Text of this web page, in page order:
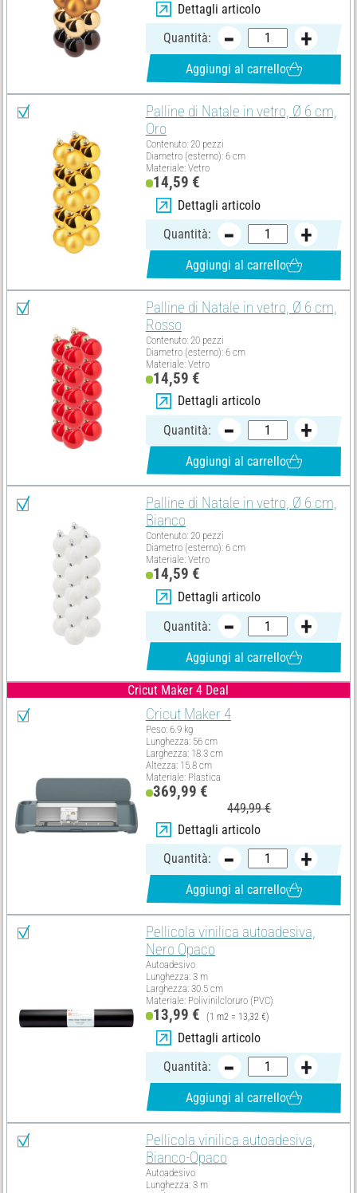
Dettagli articolo
Quantità:
Aggiungi al carrello
Palline di Natale in vetro, Ø 6 cm,
Oro
Contenuto: 20 pezzi
Diametro (esterno): 6 cm
Materiale: Vetro
14,59 €
Dettagli articolo
Quantità:
Aggiungi al carrello
Palline di Natale in vetro, Ø 6 cm,
Rosso
Contenuto: 20 pezzi
Diametro (esterno): 6 cm
Materiale: Vetro
14,59 €
Dettagli articolo
Quantità:
Aggiungi al carrello
Palline di Natale in vetro, Ø 6 cm,
Bianco
Contenuto: 20 pezzi
Diametro (esterno): 6 cm
Materiale: Vetro
14,59 €
Dettagli articolo
Quantità:
Aggiungi al carrello
Cricut Maker 4 Deal
Cricut Maker 4
Peso: 6.9 kg
Lunghezza: 56 cm
Larghezza: 18.3 cm
Altezza: 15.8 cm
Materiale: Plastica
369,99 €
449,99 €
Dettagli articolo
Quantità:
Aggiungi al carrello
Pellicola vinilica autoadesiva,
Nero Opaco
Autoadesivo
Lunghezza: 3 m
Larghezza: 30.5 cm
Materiale: Polivinilcloruro (PVC)
13,99 € (1 m2 = 13,32 €)
Dettagli articolo
Quantità:
Aggiungi al carrello
Pellicola vinilica autoadesiva,
Bianco-Opaco
Autoadesivo
Lunghezza: 3 m